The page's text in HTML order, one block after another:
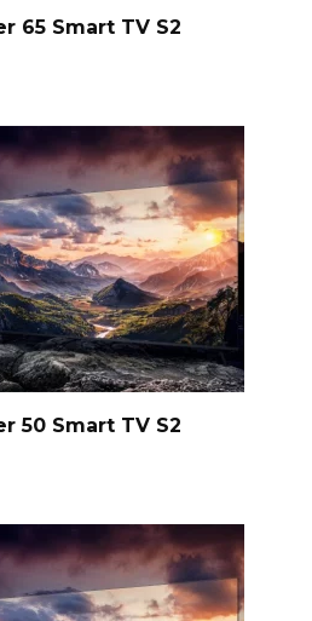
65 Smart TV S2
50 Smart TV S2